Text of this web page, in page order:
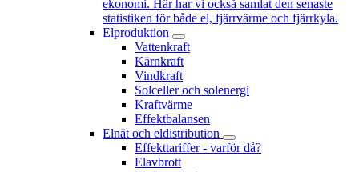
ekonomi. Här har vi också samlat den senaste
statistiken för både el, fjärrvärme och fjärrkyla.
Elproduktion
Vattenkraft
Kärnkraft
Vindkraft
Solceller och solenergi
Kraftvärme
Effektbalansen
Elnät och eldistribution
Effekttariffer - varför då?
Elavbrott